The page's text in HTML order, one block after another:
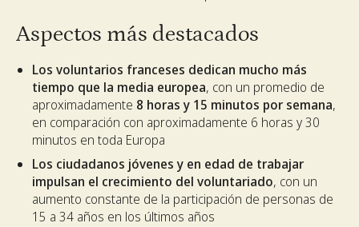
Aspectos más destacados
Los voluntarios franceses dedican mucho más
tiempo que la media europea, con un promedio de
aproximadamente 8 horas y 15 minutos por semana,
en comparación con aproximadamente 6 horas y 30
minutos en toda Europa
Los ciudadanos jóvenes y en edad de trabajar
impulsan el crecimiento del voluntariado, con un
aumento constante de la participación de personas de
15 a 34 años en los últimos años